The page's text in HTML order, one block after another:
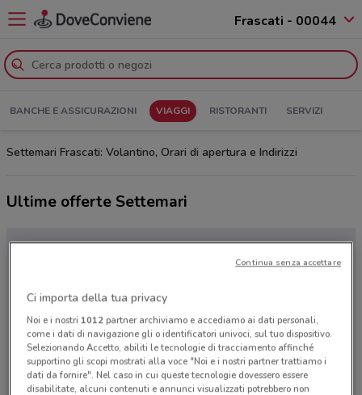
Frascati - 00044
BANCHE E ASSICURAZIONI VIAGGI RISTORANTI SERVIZI
Settemari Frascati: Volantino, Orari di apertura e Indirizzi
Ultime offerte Settemari
Ci importa della tua privacy
Noi e i nostri 1012partner archiviamo e accediamo ai dati personali,
come i dati di navigazione gli o identificatori univoci, sul tuo dispositivo.
Selezionando Accetto, abiliti le tecnologie di tracciamento affinché
supportino gli scopi mostrati alla voce "Noi e i nostri partner trattiamo i
dati da fornire". Nel caso in cui queste tecnologie dovessero essere
disabilitate, alcuni contenuti e annunci visualizzati potrebbero non
Continua senza accettare